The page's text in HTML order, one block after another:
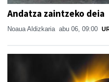
Andatza zaintzeko deia
Noaua Aldizkaria abu 06, 09:00